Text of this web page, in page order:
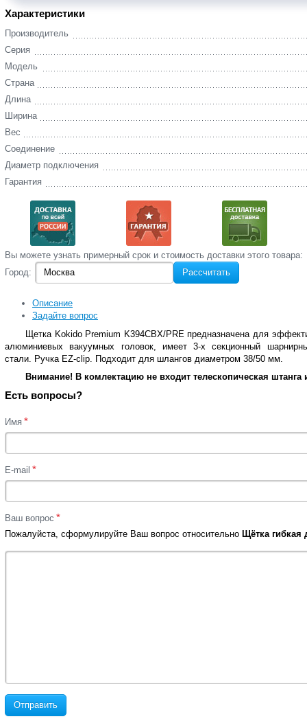
Характеристики
Производитель
Серия
Модель
Страна
Длина
Ширина
Вес
Соединение
Диаметр подключения
Гарантия
Вы‌ можете‌ узнать‌ примерный срок и стоимость‌ доставки этого товара:
Город:
Рассчитать
Описание
Задайте вопрос
Щетка Kokido Premium K394CBX/PRE предназначена для
алюминиевых вакуумных головок, имеет 3-х секционный
стали. Ручка EZ-clip. Подходит для шлангов диаметром 38/50 мм.
Внимание! В комлектацию не входит телескопическая
Есть вопросы?
Имя *
E-mail *
Ваш вопрос *
Пожалуйста, сформулируйте Ваш вопрос относительно Щётка гибкая
Отправить